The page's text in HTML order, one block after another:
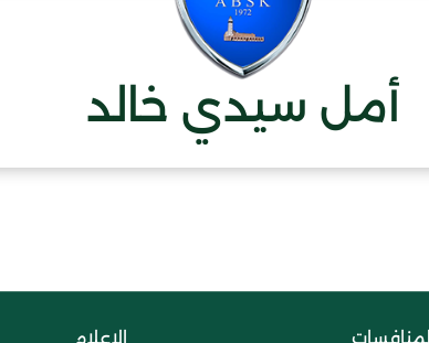
أمل سيدي خالد
المنافسات الإعلام